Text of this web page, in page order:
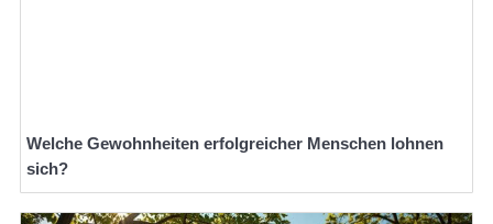
Welche Gewohnheiten erfolgreicher Menschen lohnen
sich?